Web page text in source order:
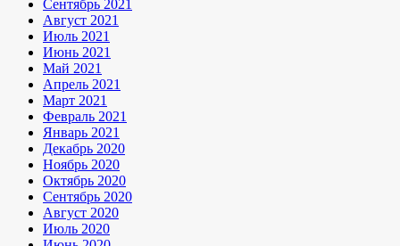
Сентябрь 2021
Август 2021
Июль 2021
Июнь 2021
Май 2021
Апрель 2021
Март 2021
Февраль 2021
Январь 2021
Декабрь 2020
Ноябрь 2020
Октябрь 2020
Сентябрь 2020
Август 2020
Июль 2020